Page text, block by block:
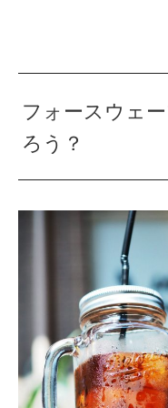
フォースウェ
ろう？